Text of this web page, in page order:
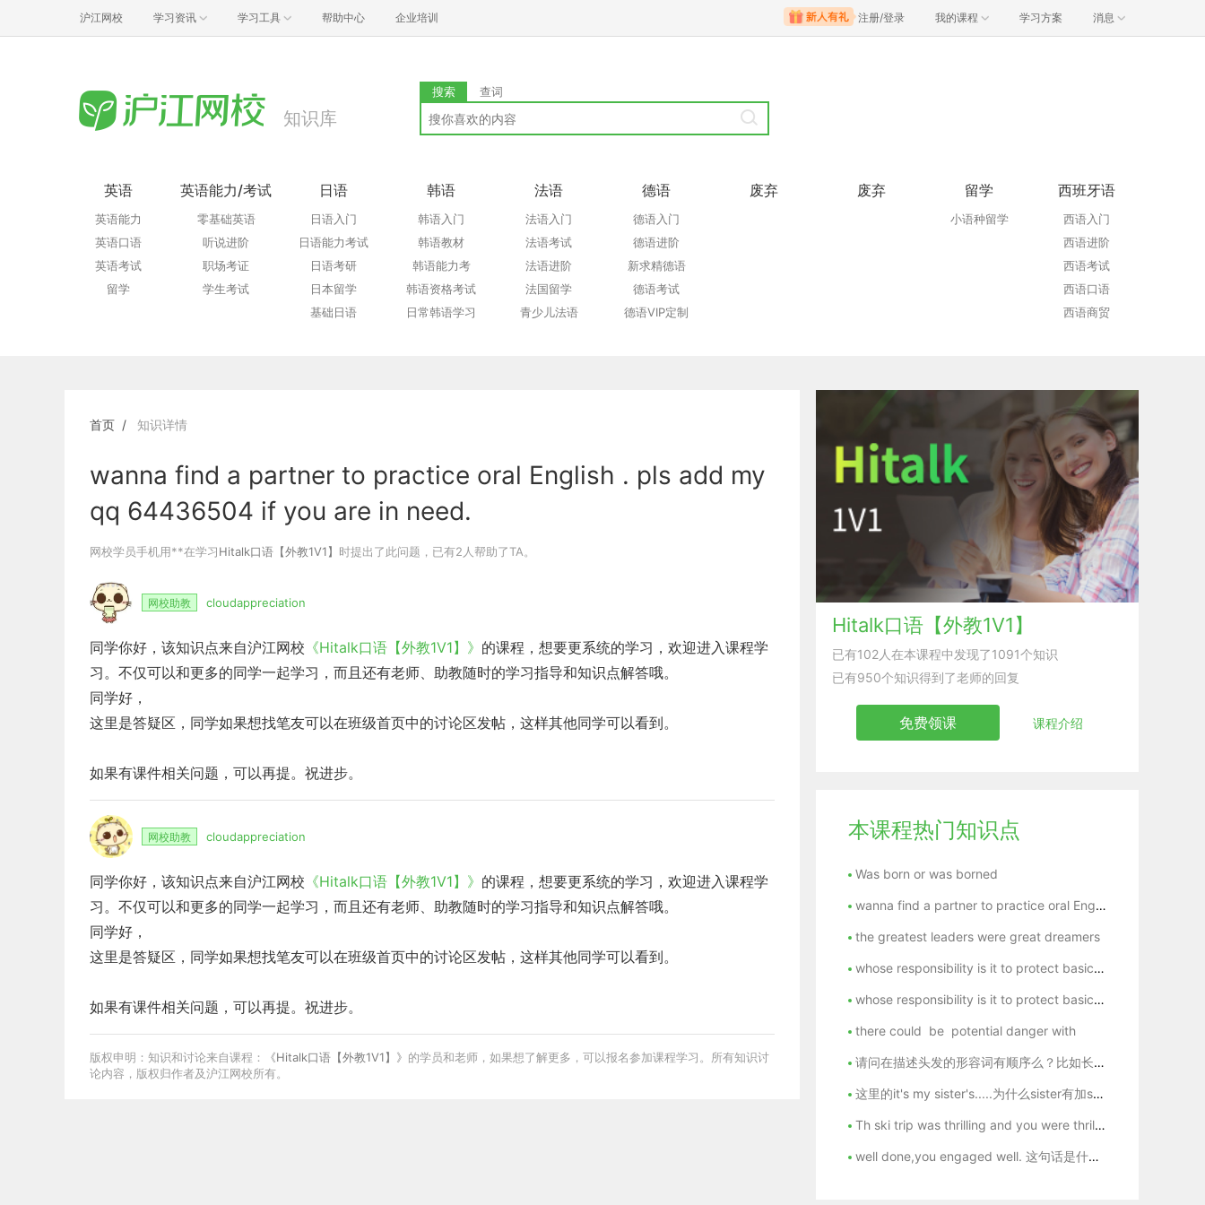
沪江网校 学习资讯 学习工具 帮助中心 企业培训 注册/登录 我的课程 学习方案 消息
知识库
搜索 查词
英语
英语能力
英语口语
英语考试
留学
英语能力/考试
零基础英语
听说进阶
职场考证
学生考试
日语
日语入门
日语能力考试
日语考研
日本留学
基础日语
韩语
韩语入门
韩语教材
韩语能力考
韩语资格考试
日常韩语学习
法语
法语入门
法语考试
法语进阶
法国留学
青少儿法语
德语
德语入门
德语进阶
新求精德语
德语考试
德语VIP定制
废弃 废弃 留学
小语种留学
西班牙语
西语入门
西语进阶
西语考试
西语口语
西语商贸
首页 知识详情
wanna find a partner to practice oral English . pls add my
qq 64436504 if you are in need.
网校学员手机用**在学习Hitalk口语【外教1V1】 时提出了此问题，已有2人帮助了TA。
网校助教 cloudappreciation
同学你好，该知识点来自沪江网校 《Hitalk口语【外教1V1】》 的课程，想要更系统的学习，欢迎进入课程学
习。不仅可以和更多的同学一起学习，而且还有老师、助教随时的学习指导和知识点解答哦。
同学好，
这里是答疑区，同学如果想找笔友可以在班级首页中的讨论区发帖，这样其他同学可以看到。
如果有课件相关问题，可以再提。祝进步。
网校助教 cloudappreciation
同学你好，该知识点来自沪江网校 《Hitalk口语【外教1V1】》 的课程，想要更系统的学习，欢迎进入课程学
习。不仅可以和更多的同学一起学习，而且还有老师、助教随时的学习指导和知识点解答哦。
同学好，
这里是答疑区，同学如果想找笔友可以在班级首页中的讨论区发帖，这样其他同学可以看到。
如果有课件相关问题，可以再提。祝进步。
版权申明：知识和讨论来自课程： 《Hitalk口语【外教1V1】》 的学员和老师，如果想了解更多，可以报名参加课程学习。所有知识讨
论内容，版权归作者及沪江网校所有。
Hitalk口语【外教1V1】
已有102人在本课程中发现了1091个知识
已有950个知识得到了老师的回复
免费领课 课程介绍
本课程热门知识点
Was born or was borned
wanna find a partner to practice oral English . pls add my qq 64436504 if you are in need.
the greatest leaders were great dreamers
whose responsibility is it to protect basic human rights in connection with advancing science and technology
whose responsibility is it to protect basic human rights in connection with advancing science and technology
there could be potential danger with
请问在描述头发的形容词有顺序么？比如长短，颜色，卷曲有什么固定顺序么
这里的it's my sister's.....为什么sister有加s在后面？
Th ski trip was thrilling and you were thrilled.The safari in South Africa was really fascinating and you were fascinated.怎样理解同一个单词的现在分词和过去分词同时存在的句式。
well done,you engaged well. 这句话是什么意思？